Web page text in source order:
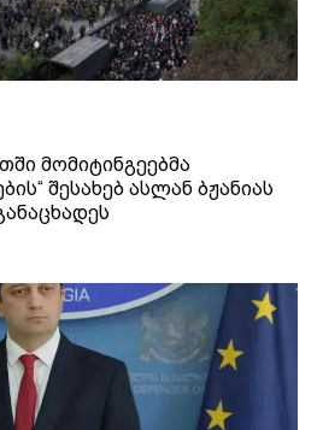
მომიტინგეებმა
შესახებ ასლან ბჟანიას